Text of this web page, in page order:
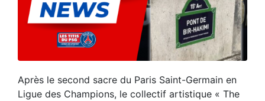
Après le second sacre du Paris Saint-Germain en
Ligue des Champions, le collectif artistique « The